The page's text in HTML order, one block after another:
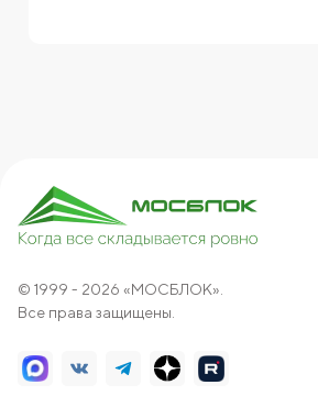
© 1999 - 2026 «МОСБЛОК».
Все права защищены.